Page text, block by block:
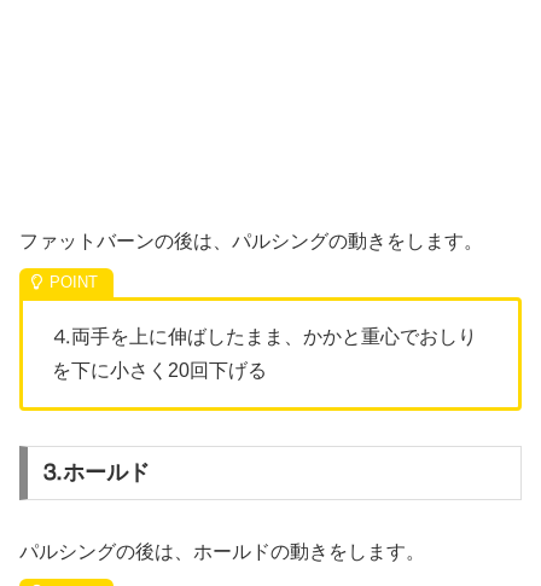
ファットバーンの後は、パルシングの動きをします。
⒋両手を上に伸ばしたまま、かかと重心でおしり
を下に小さく20回下げる
⒊ホールド
パルシングの後は、ホールドの動きをします。